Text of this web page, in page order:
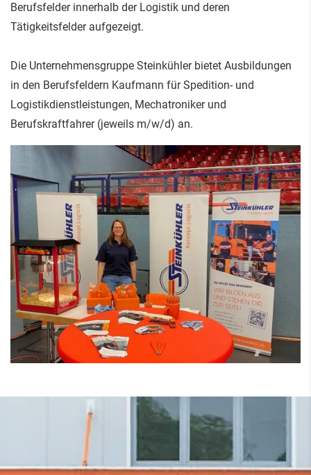
Berufsfelder innerhalb der Logistik und deren
Tätigkeitsfelder aufgezeigt.
Die Unternehmensgruppe Steinkühler bietet Ausbildungen
in den Berufsfeldern Kaufmann für Spedition- und
Logistikdienstleistungen, Mechatroniker und
Berufskraftfahrer (jeweils m/w/d) an.